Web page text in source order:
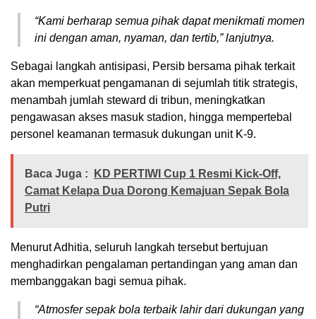
“Kami berharap semua pihak dapat menikmati momen
ini dengan aman, nyaman, dan tertib,” lanjutnya.
Sebagai langkah antisipasi, Persib bersama pihak terkait
akan memperkuat pengamanan di sejumlah titik strategis,
menambah jumlah steward di tribun, meningkatkan
pengawasan akses masuk stadion, hingga mempertebal
personel keamanan termasuk dukungan unit K-9.
Baca Juga :
KD PERTIWI Cup 1 Resmi Kick-Off,
Camat Kelapa Dua Dorong Kemajuan Sepak Bola
Putri
Menurut Adhitia, seluruh langkah tersebut bertujuan
menghadirkan pengalaman pertandingan yang aman dan
membanggakan bagi semua pihak.
“Atmosfer sepak bola terbaik lahir dari dukungan yang